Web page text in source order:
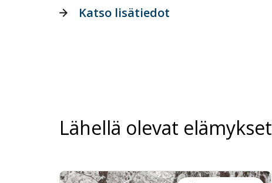
Katso lisätiedot
Lähellä olevat elämykset